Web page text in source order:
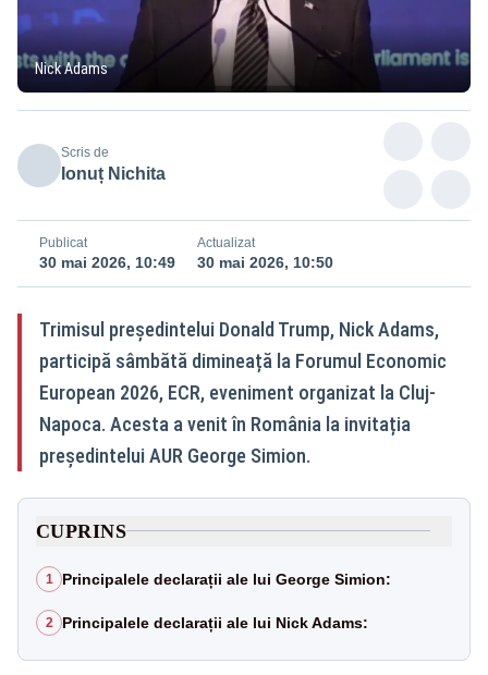
Nick Adams
Scris de
Ionuț Nichita
Publicat
30 mai 2026, 10:49
Actualizat
30 mai 2026, 10:50
Trimisul președintelui Donald Trump, Nick Adams,
participă sâmbătă dimineață la Forumul Economic
European 2026, ECR, eveniment organizat la Cluj-
Napoca. Acesta a venit în România la invitația
președintelui AUR George Simion.
CUPRINS
1 Principalele declarații ale lui George Simion:
2 Principalele declarații ale lui Nick Adams: